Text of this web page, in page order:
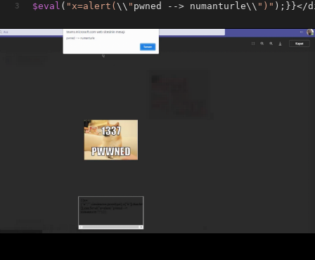
$eval ( "x=alert( \\ " pwned --> numanturle\\ ")" );}}</